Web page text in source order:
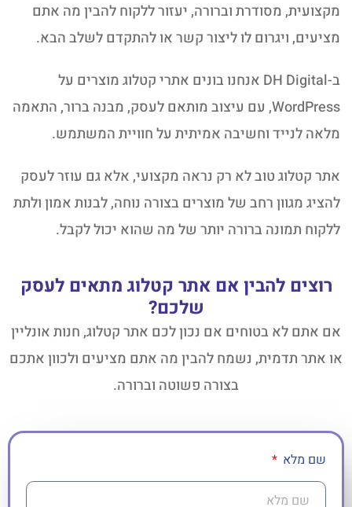
מקצועית, מסודרת וברורה, יעזור ללקוח להבין מה אתם
מציעים, ויגרום לו ליצור קשר או להתקדם לשלב הבא.
ב-DH Digital אנחנו בונים אתרי קטלוג מוצרים על
WordPress, עם עיצוב מותאם לעסק, מבנה ברור, התאמה
מלאה לנייד וחשיבה אמיתית על חוויית המשתמש.
אתר קטלוג טוב לא רק נראה מקצועי, אלא גם עוזר לעסק
להציג מגוון רחב של מוצרים בצורה נוחה, לבנות אמון ולתת
ללקוח תמונה ברורה יותר של מה שהוא יכול לקבל.
רוצים להבין אם אתר קטלוג מתאים לעסק
שלכם?
אם אתם לא בטוחים אם נכון לכם אתר קטלוג, חנות אונליין
או אתר תדמית, נשמח להבין מה אתם מציעים ולכוון אתכם
בצורה פשוטה וברורה.
שם מלא